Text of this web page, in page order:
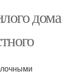
дома